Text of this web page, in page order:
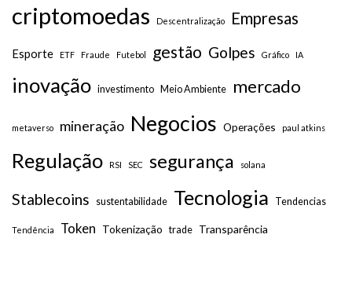
criptomoedas Descentralização Empresas
Esporte ETF Fraude Futebol gestão Golpes Gráfico IA
inovação investimento Meio Ambiente mercado
metaverso mineração Negocios Operações paul atkins
Regulação RSI SEC segurança solana
Stablecoins sustentabilidade Tecnologia Tendencias
Tendência Token Tokenização trade Transparência